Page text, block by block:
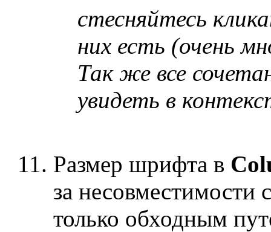
стесняйтесь
них есть (очень
Так же все
увидеть в
Размер шрифта в
за
только обходным